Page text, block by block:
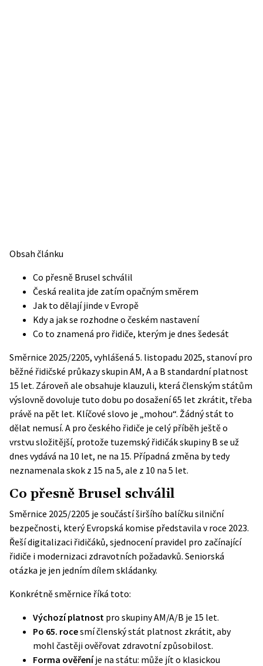
Obsah článku
Co přesně Brusel schválil
Česká realita jde zatím opačným směrem
Jak to dělají jinde v Evropě
Kdy a jak se rozhodne o českém nastavení
Co to znamená pro řidiče, kterým je dnes šedesát
Směrnice 2025/2205, vyhlášená 5. listopadu 2025, stanoví pro
běžné řidičské průkazy skupin AM, A a B standardní platnost
15 let. Zároveň ale obsahuje klauzuli, která členským státům
výslovně dovoluje tuto dobu po dosažení 65 let zkrátit, třeba
právě na pět let. Klíčové slovo je „mohou“. Žádný stát to
dělat nemusí. A pro českého řidiče je celý příběh ještě o
vrstvu složitější, protože tuzemský řidičák skupiny B se už
dnes vydává na 10 let, ne na 15. Případná změna by tedy
neznamenala skok z 15 na 5, ale z 10 na 5 let.
Co přesně Brusel schválil
Směrnice 2025/2205 je součástí širšího balíčku silniční
bezpečnosti, který Evropská komise představila v roce 2023.
Řeší digitalizaci řidičáků, sjednocení pravidel pro začínající
řidiče i modernizaci zdravotních požadavků. Seniorská
otázka je jen jedním dílem skládanky.
Konkrétně směrnice říká toto:
Výchozí platnost pro skupiny AM/A/B je 15 let.
Po 65. rocesmí členský stát platnost zkrátit, aby
mohl častěji ověřovat zdravotní způsobilost.
Forma ověřeníje na státu: může jít o klasickou